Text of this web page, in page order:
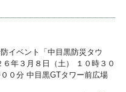
イベント「中目黒防災タウ
６年３月８日（土） １０時３０
０分 中目黒GTタワー前広場